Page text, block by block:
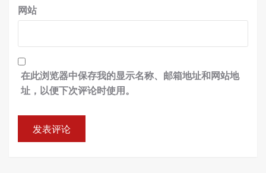
网站
在此浏览器中保存我的显示名称、邮箱地址和网站地
址，以便下次评论时使用。